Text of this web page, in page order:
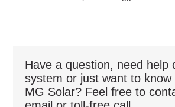
Have a question, need help
system or just want to
MG Solar? Feel free to